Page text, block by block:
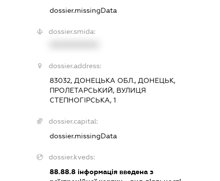
dossier.missingData
dossier.smida:
dossier.address:
83032, ДОНЕЦЬКА ОБЛ., ДОНЕЦЬК,
ПРОЛЕТАРСЬКИЙ, ВУЛИЦЯ
СТЕПНОГІРСЬКА, 1
dossier.capital:
dossier.missingData
dossier.kveds:
88.88.8інформація введена з